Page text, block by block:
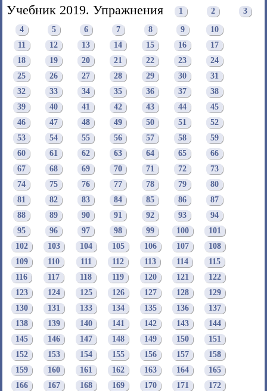
Учебник 2019. Упражнения 1 2 3
4 5 6 7 8 9
10
11
12 13 14 15 16
17
18
19 20 21 22 23
24
25
26 27 28 29 30
31
32
33 34 35 36 37
38
39
40 41 42 43 44
45
46
47 48 49 50 51
52
53
54 55 56 57 58
59
60
61 62 63 64 65
66
67
68 69 70 71 72
73
74
75 76 77 78 79
80
81
82 83 84 85 86
87
88
89 90 91 92 93
94
95
96 97 98 99 100
101
102
103 104 105 106 107
108
109
110 111 112 113 114
115
116
117 118 119 120 121
122
123
124 125 126 127 128
129
130
131 133 134 135 136
137
138
139 140 141 142 143
144
145
146 147 148 149 150
151
152
153 154 155 156 157
158
159
160 161 162 163 164
165
166
167 168 169 170 171
172